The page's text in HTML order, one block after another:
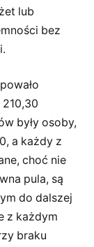
lub
bez
210,30
były osoby,
a każdy z
choć nie
pula, są
do dalszej
z każdym
braku